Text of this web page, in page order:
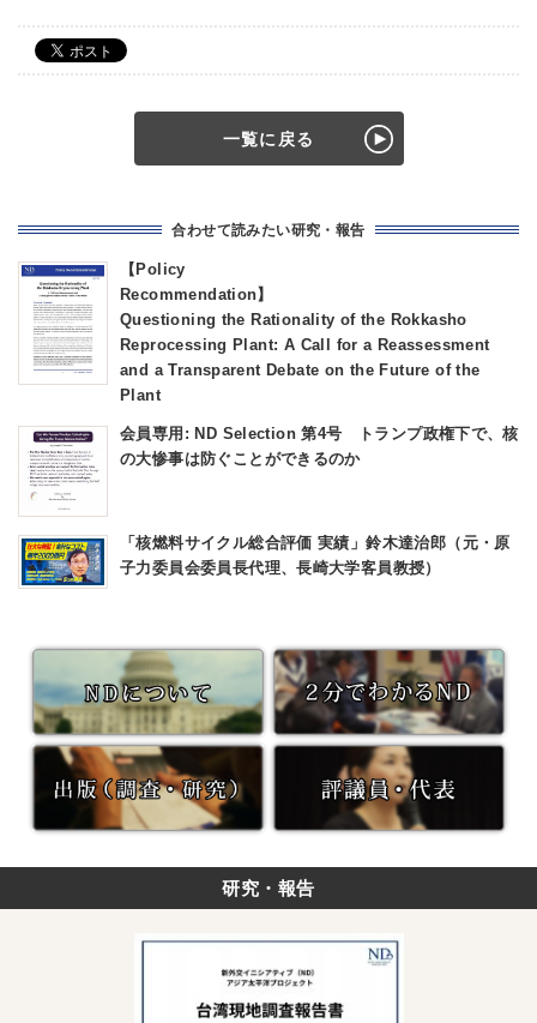
一覧に戻る
合わせて読みたい研究・報告
【Policy
Questioning the Rationality of the Rokkasho
Reprocessing Plant: A Call for a Reassessment
and a Transparent Debate on the Future of the
Plant
会員専用: ND Selection 第4号 トランプ政権下で、核
の大惨事は防ぐことができるのか
「核燃料サイクル総合評価 実績」鈴木達治郎（元・原
子力委員会委員長代理、長崎大学客員教授）
研究・報告